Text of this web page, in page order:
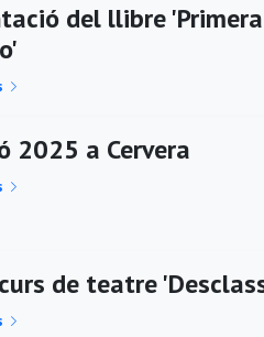
del llibre
2025 a Cervera
de teatre